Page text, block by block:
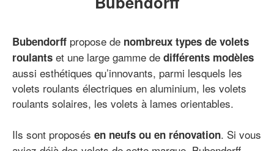
Bubendorff propose de nombreux types de volets
roulants et une large gamme de différents modèles
aussi esthétiques qu’innovants, parmi lesquels les
volets roulants électriques en aluminium, les volets
roulants solaires, les volets à lames orientables.
Ils sont proposés en neufs ou en rénovation. Si vous